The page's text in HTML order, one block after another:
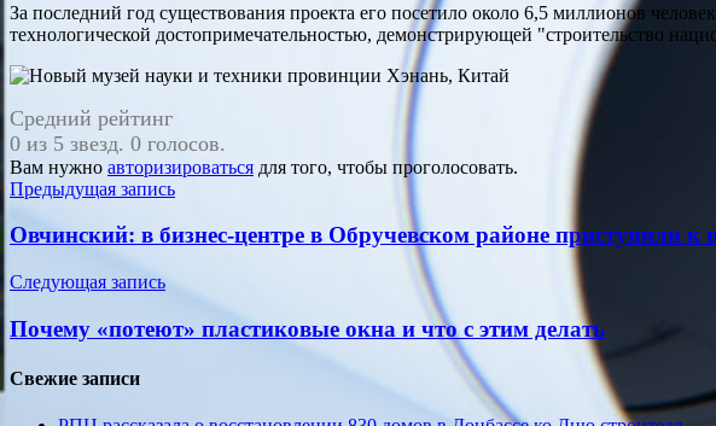
За последний год существования проекта его посетило около 6,5 миллионов
технологической достопримечательностью, демонстрирующей "строительство
Средний рейтинг
0 из 5 звезд. 0 голосов.
Вам нужно авторизироваться для того, чтобы проголосовать.
Навигация
по
записям
Предыдущая запись
Овчинский: в бизнес-центре в Обручевском районе приступили к
Следующая запись
Почему «потеют» пластиковые окна и что с этим делать
Свежие записи